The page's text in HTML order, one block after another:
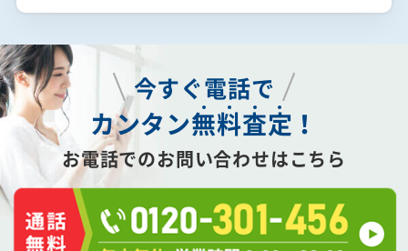
今すぐ電話で
カンタン無料査定 ！
お電話でのお問い合わせはこちら